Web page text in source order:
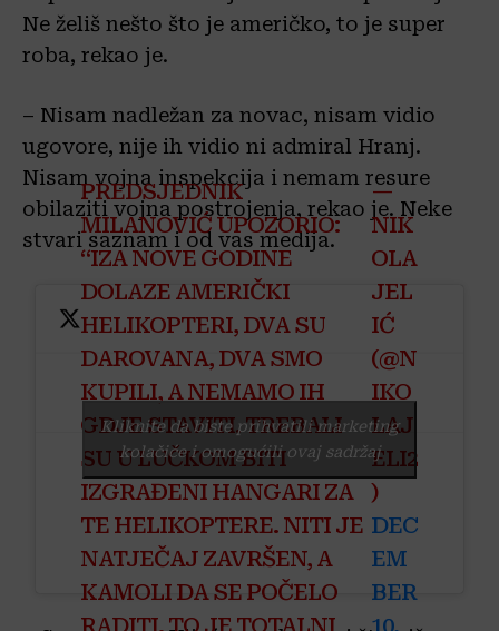
Ne želiš nešto što je američko, to je super
roba, rekao je.
– Nisam nadležan za novac, nisam vidio
ugovore, nije ih vidio ni admiral Hranj.
Nisam vojna inspekcija i nemam resure
obilaziti vojna postrojenja, rekao je. Neke
stvari saznam i od vas medija.
PREDSJEDNIK
MILANOVIĆ UPOZORIO:
“IZA NOVE GODINE
DOLAZE AMERIČKI
HELIKOPTERI, DVA SU
DAROVANA, DVA SMO
KUPILI, A NEMAMO IH
GDJE STAVITI. TREBALI
SU U LUČKOM BITI
IZGRAĐENI HANGARI ZA
TE HELIKOPTERE. NITI JE
NATJEČAJ ZAVRŠEN, A
KAMOLI DA SE POČELO
RADITI. TO JE TOTALNI
—
NIK
OLA
JEL
IĆ
(@N
IKO
LAJ
ELI2
)
DEC
EM
BER
10,
Kliknite da biste prihvatili marketing
kolačiće i omogućili ovaj sadržaj